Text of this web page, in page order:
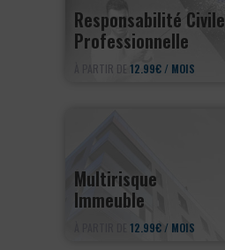
Responsabilité Civile
Professionnelle
À PARTIR DE 12.99€ / MOIS
Multirisque
Immeuble
12.99€ / MOIS